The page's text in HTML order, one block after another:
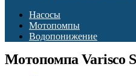
Насосы
Мотопомпы
Водопонижение
Мотопомпа Varisco